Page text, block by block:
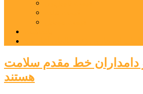
دامداران خط مقدم سلامت
هستند